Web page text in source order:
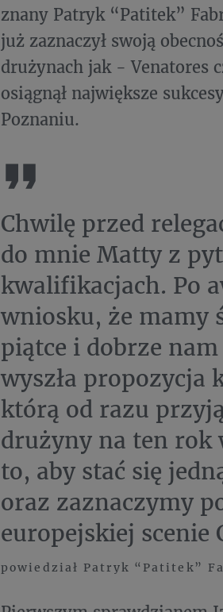
znany Patryk “Patitek”
już zaznaczył swoją
drużynach jak - Venatores
osiągnął największe
Poznaniu.
Chwilę przed
do mnie Matty z
kwalifikacjach. Po
wniosku, że mamy
piątce i dobrze
wyszła
którą od razu
drużyny na ten rok
to, aby stać się
oraz zaznaczymy
europejskiej scenie
powiedział Patryk “Patitek”